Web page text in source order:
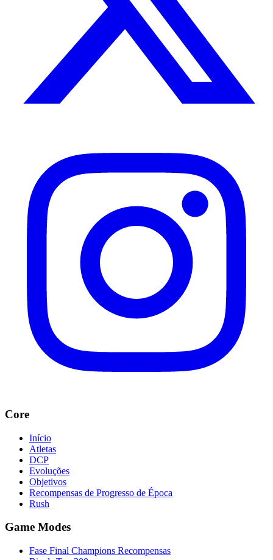
Core
Início
Atletas
DCP
Evoluções
Objetivos
Recompensas de Progresso de Época
Rush
Game Modes
Fase Final Champions Recompensas